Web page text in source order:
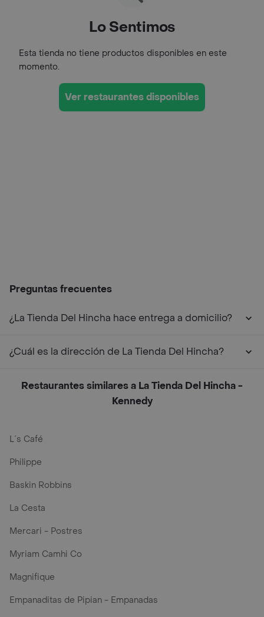
Lo Sentimos
Esta tienda no tiene productos disponibles en este
momento.
Ver restaurantes disponibles
Preguntas frecuentes
¿La Tienda Del Hincha hace entrega a domicilio?
¿Cuál es la dirección de La Tienda Del Hincha?
Restaurantes similares a La Tienda Del Hincha -
Kennedy
L´s Café
Philippe
Baskin Robbins
La Cesta
Mercari - Postres
Myriam Camhi Co
Magnifique
Empanaditas de Pipian - Empanadas